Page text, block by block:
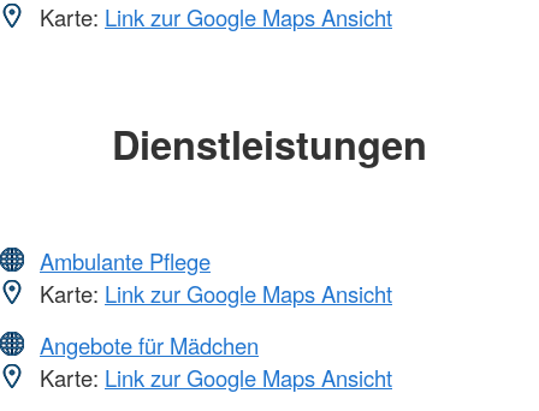
Karte: Link zur Google Maps Ansicht
Dienstleistungen
Ambulante Pflege
Karte: Link zur Google Maps Ansicht
Angebote für Mädchen
Karte: Link zur Google Maps Ansicht